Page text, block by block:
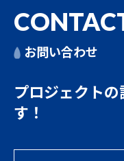
お問い合わせ
プロジェクトの
す！